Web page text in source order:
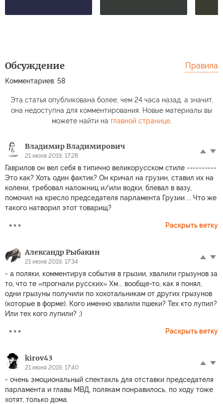
Обсуждение
Комментариев: 58
Правила
Эта статья опубликована более, чем 24 часа назад, а значит,
она недоступна для комментирования. Новые материалы вы
можете найти на главной странице.
Владимир Владимирович
21 июня 2019, 17:28
Гаврилов он вел себя в типично великорусском стиле ----------
Это как? Хоть один фактик? Он кричал на грузин, ставил их на
колени, требовал наложниц и/или водки, блевал в вазу,
помочил на кресло председателя парламента Грузии ... Что же
такого натворил этот товарищ?
Раскрыть ветку
Александр Рыбакин
21 июня 2019, 17:34
- а поляки, комментируя события в грызии, хвалили грызунов за
то, что те «прогнали русских» Хм... вообще-то, как я понял,
одни грызуны получили по хохотальникам от других грызунов
(которые в форме). Кого именно хвалили пшеки? Тех кто лупил?
Или тех кого лупили? ;)
Раскрыть ветку
kirov43
21 июня 2019, 17:40
- очень эмоциональный спектакль для отставки председателя
парламента и главы МВД, полякам понравилось, по ходу тоже
хотят, только дома.